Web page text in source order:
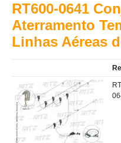
RT600-0641
Aterramento
Linhas Aéreas